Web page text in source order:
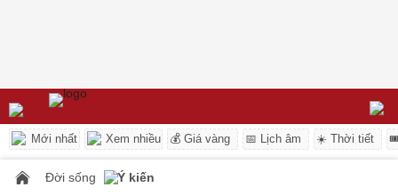
Mới nhất Xem nhiều 💰 Giá vàng 📅 Lịch âm ☀️ Thời tiết
Đời sống Ý kiến